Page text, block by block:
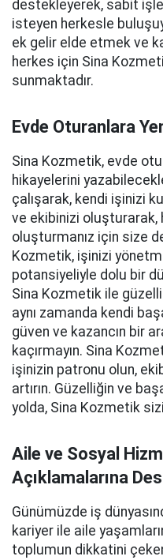
destekleyerek, sabit
isteyen herkesle
ek gelir elde etmek ve
herkes için Sina
sunmaktadır.
Evde Oturanlara
Sina Kozmetik, evde
hikayelerini
çalışarak, kendi işinizi
ve ekibinizi oluşturarak,
oluşturmanız için size
Kozmetik, işinizi
potansiyeliyle dolu bir
Sina Kozmetik ile
aynı zamanda kendi
güven ve kazancın bir
kaçırmayın. Sina
işinizin patronu olun,
artırın. Güzelliğin ve
yolda, Sina Kozmetik
Aile ve Sosyal
Açıklamalarına
Günümüzde iş
kariyer ile aile
toplumun dikkatini